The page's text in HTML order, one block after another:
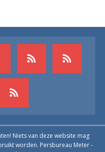
Niets van deze website mag
worden. Persbureau Meter -